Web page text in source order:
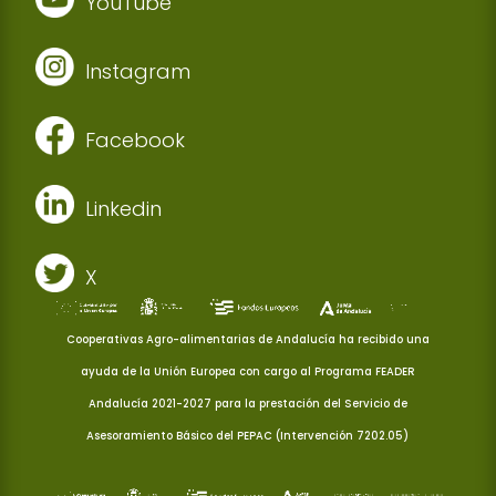
Instagram
Facebook
Linkedin
X
Cooperativas Agro-alimentarias de Andalucía ha recibido una
ayuda de la Unión Europea con cargo al Programa FEADER
Andalucía 2021-2027 para la prestación del Servicio de
Asesoramiento Básico del PEPAC (Intervención 7202.05)